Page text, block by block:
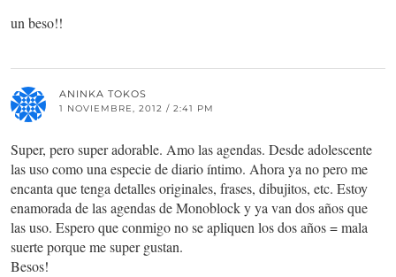
un beso!!
ANINKA TOKOS
1 NOVIEMBRE, 2012 / 2:41 PM
Super, pero super adorable. Amo las agendas. Desde adolescente
las uso como una especie de diario íntimo. Ahora ya no pero me
encanta que tenga detalles originales, frases, dibujitos, etc. Estoy
enamorada de las agendas de Monoblock y ya van dos años que
las uso. Espero que conmigo no se apliquen los dos años = mala
suerte porque me super gustan.
Besos!